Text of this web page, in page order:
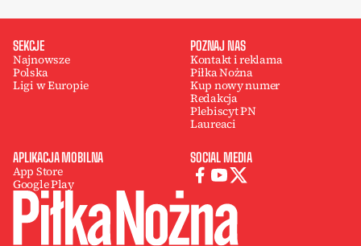
SEKCJE
Najnowsze
Polska
Ligi w Europie
POZNAJ NAS
Kontakt i reklama
Piłka Nożna
Kup nowy numer
Redakcja
Plebiscyt PN
Laureaci
APLIKACJA MOBILNA
App Store
Google Play
SOCIAL MEDIA